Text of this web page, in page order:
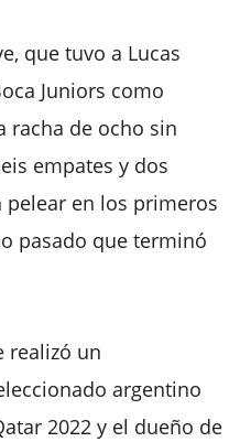
que tuvo a Lucas
Juniors como
racha de ocho sin
empates y dos
en los primeros
pasado que terminó
realizó un
argentino
2022 y el dueño de